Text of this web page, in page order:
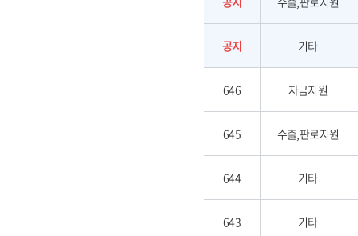
공지 기타
646 자금지원
645 수출,판로지원
644 기타
643 기타